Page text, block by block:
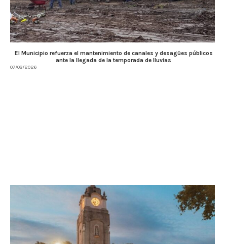
El Municipio refuerza el mantenimiento de canales y desagües públicos
ante la llegada de la temporada de lluvias
07/08/2026